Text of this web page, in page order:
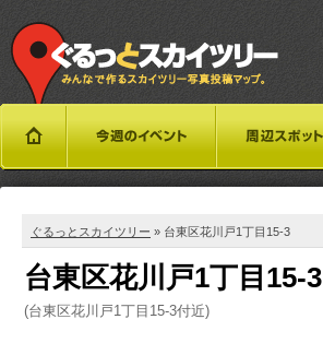
ぐるっとスカイツリー » 台東区花川戸1丁目15-3
台東区花川戸1丁目15-3
(台東区花川戸1丁目15-3付近)